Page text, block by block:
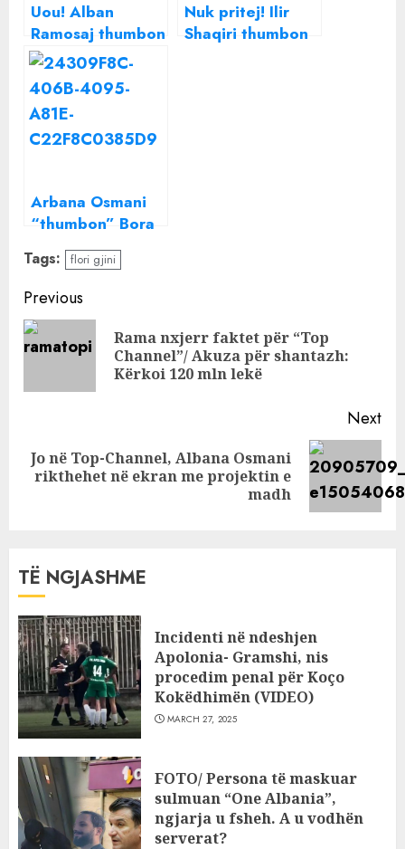
Uou! Alban
Ramosaj thumbon
keq Bora
Zemanin dhe
Donald Veshajn
Nuk pritej! Ilir
Shaqiri thumbon
Arbana Osmani
“thumbon” Bora
Zemanin?
Tags: flori gjini
Continue
Reading
Previous
Rama nxjerr faktet për “Top
Channel”/ Akuza për shantazh:
Kërkoi 120 mln lekë
Next
Next
Jo në Top-Channel, Albana Osmani
rikthehet në ekran me projektin e
madh
TË NGJASHME
Incidenti në ndeshjen
Apolonia- Gramshi, nis
procedim penal për Koço
Kokëdhimën (VIDEO)
MARCH 27, 2025
FOTO/ Persona të maskuar
sulmuan “One Albania”,
ngjarja u fsheh. A u vodhën
serverat?